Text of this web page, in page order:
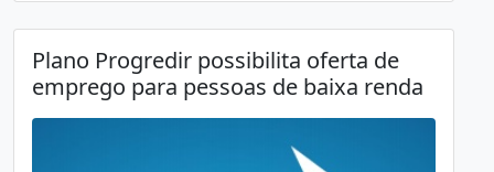
Plano Progredir possibilita oferta de
emprego para pessoas de baixa renda